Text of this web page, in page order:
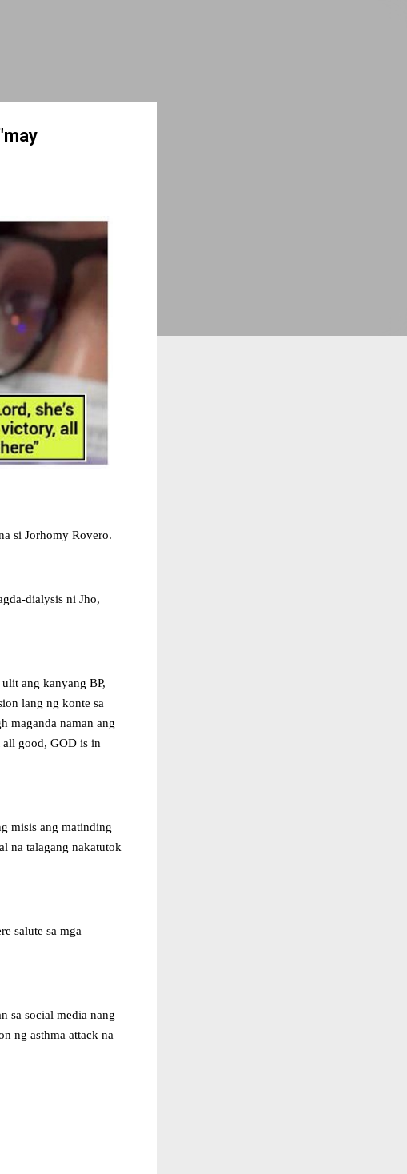
si Jorhomy Rovero.
dialysis ni Jho,
ang kanyang BP,
lang ng konte sa
maganda naman ang
all good, GOD is in
misis ang matinding
na talagang nakatutok
salute sa mga
sa social media nang
ng asthma attack na